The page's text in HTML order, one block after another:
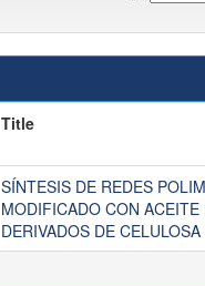
Title
SÍNTESIS DE REDES
MODIFICADO CON
DERIVADOS DE CELULOSA